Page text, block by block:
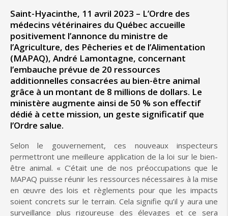
Saint-Hyacinthe, 11 avril 2023 – L’Ordre des
médecins vétérinaires du Québec accueille
positivement l’annonce du ministre de
l’Agriculture, des Pêcheries et de l’Alimentation
(MAPAQ), André Lamontagne, concernant
l’embauche prévue de 20 ressources
additionnelles consacrées au bien-être animal
grâce à un montant de 8 millions de dollars. Le
ministère augmente ainsi de 50 % son effectif
dédié à cette mission, un geste significatif que
l’Ordre salue.
Selon le gouvernement, ces nouveaux inspecteurs
permettront une meilleure application de la loi sur le bien-
être animal. « C’était une de nos préoccupations que le
MAPAQ puisse réunir les ressources nécessaires à la mise
en œuvre des lois et règlements pour que les impacts
soient concrets sur le terrain. Cela signifie qu’il y aura une
surveillance plus rigoureuse des élevages et ce sera